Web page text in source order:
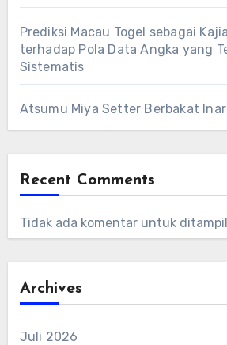
Prediksi Macau Togel sebagai
terhadap Pola Data Angka yang
Sistematis
Atsumu Miya Setter Berbakat
Recent Comments
Tidak ada komentar untuk
Archives
Juli 2026